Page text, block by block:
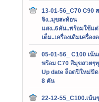
13-01-56_C70 C90
จิง..มุขสะท้อน
แสง..6คัน..พร้อมใช้แต่
เต็ม..เครื่องเดิมเครื่อง
05-01-56_ C100 เน้น
พร้อม C70 สีมุขสวยๆ
Up date ล็อตปีใหม่ปั
8 คัน
22-12-55_C100.เน้น